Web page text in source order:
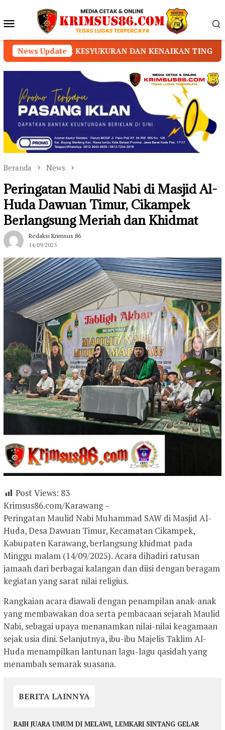
konten Menu
Mobile
News UpdateDAN KENAIKAN TINGKAT/SABUK
Beranda News
Peringatan Maulid Nabi di Masjid Al-
Huda Dawuan Timur, Cikampek
Berlangsung Meriah dan Khidmat
Redaksi Krimsus 86
14/09/2025
Post Views: 83
Krimsus86.com/Karawang –
Peringatan Maulid Nabi Muhammad SAW di Masjid Al-
Huda, Desa Dawuan Timur, Kecamatan Cikampek,
Kabupaten Karawang, berlangsung khidmat pada
Minggu malam (14/09/2025). Acara dihadiri ratusan
jamaah dari berbagai kalangan dan diisi dengan beragam
kegiatan yang sarat nilai religius.
Rangkaian acara diawali dengan penampilan anak-anak
yang membawakan doa serta pembacaan sejarah Maulid
Nabi, sebagai upaya menanamkan nilai-nilai keagamaan
sejak usia dini. Selanjutnya, ibu-ibu Majelis Taklim Al-
Huda menampilkan lantunan lagu-lagu qasidah yang
menambah semarak suasana.
BERITA LAINNYA
RAIH JUARA UMUM DI MELAWI, LEMKARI SINTANG GELAR